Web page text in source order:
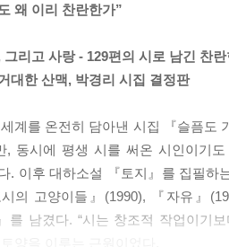
왜 이리 찬란한가”
그리고 사랑 - 129편의 시로 남긴 찬
대한 산맥, 박경리 시집 결정판
계를 온전히 담아낸 시집 『슬픔도
, 동시에 평생 시를 써온 시인이기
. 이후 대하소설 『토지』를 집필
의 고양이들』(1990), 『자유』
를 남겼다. “시는 창조적 작업이기